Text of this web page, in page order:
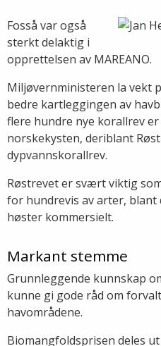
Fosså var også
sterkt delaktig i
opprettelsen av MAREANO.
Miljøvernministeren la vekt
bedre kartleggingen av
flere hundre nye korallrev
norskekysten, deriblant
dypvannskorallrev.
Røstrevet er svært viktig
for hundrevis av arter, blant
høster kommersielt.
Markant stemme
Grunnleggende kunnskap
kunne gi gode råd om
havområdene.
Biomangfoldsprisen deles